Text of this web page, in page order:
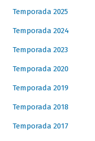
Temporada 2025
Temporada 2024
Temporada 2023
Temporada 2020
Temporada 2019
Temporada 2018
Temporada 2017